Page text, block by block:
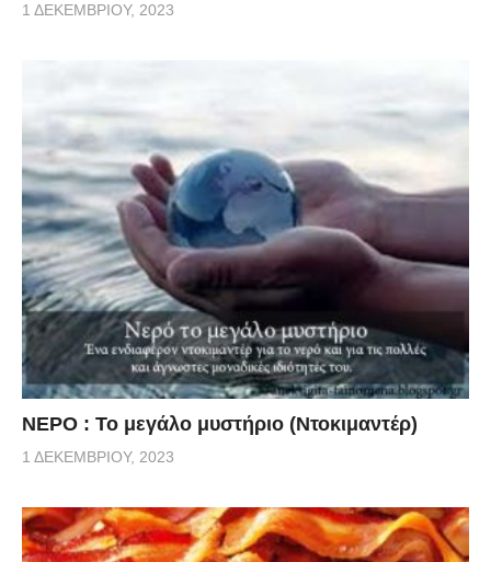
1 ΔΕΚΕΜΒΡΊΟΥ, 2023
ΝΕΡΟ : Το μεγάλο μυστήριο (Ντοκιμαντέρ)
1 ΔΕΚΕΜΒΡΊΟΥ, 2023